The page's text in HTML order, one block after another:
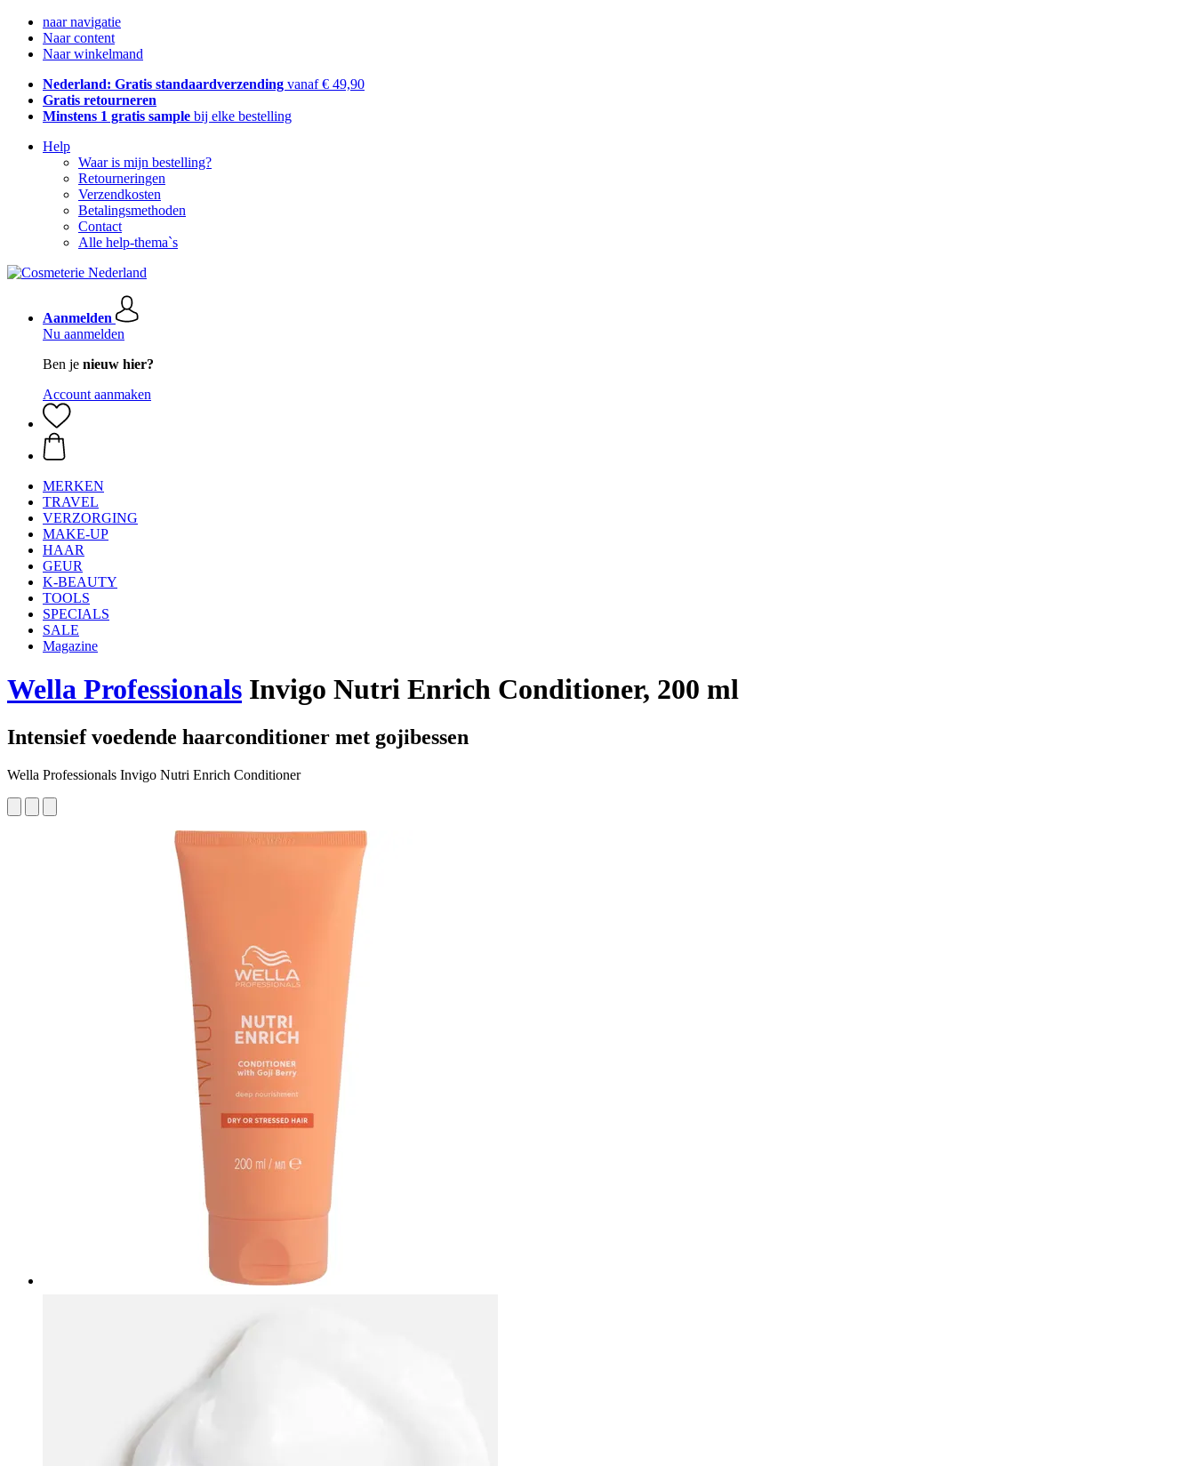
naar navigatie
Naar content
Naar winkelmand
Nederland: Gratis standaardverzending vanaf € 49,90
Gratis retourneren
Minstens 1 gratis sample bij elke bestelling
Help
Waar is mijn bestelling?
Retourneringen
Verzendkosten
Betalingsmethoden
Contact
Alle help-thema`s
Aanmelden
Nu aanmelden
Ben je nieuw hier?
Account aanmaken
MERKEN
TRAVEL
VERZORGING
MAKE-UP
HAAR
GEUR
K-BEAUTY
TOOLS
SPECIALS
SALE
Magazine
Wella Professionals Invigo Nutri Enrich Conditioner, 200 ml
Intensief voedende haarconditioner met gojibessen
Wella Professionals Invigo Nutri Enrich Conditioner